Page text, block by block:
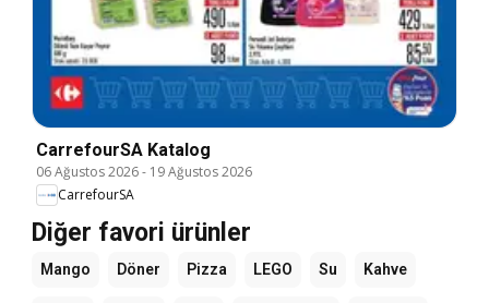
CarrefourSA Katalog
06 Ağustos 2026- 19 Ağustos 2026
CarrefourSA
Diğer favori ürünler
Mango Döner Pizza LEGO Su Kahve